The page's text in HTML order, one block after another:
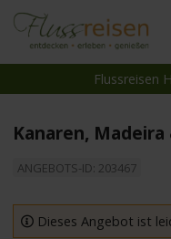
Reedereien
Flussreisen
Kanaren,
ANGEBOTS-ID: 203467
Dieses Angebot ist